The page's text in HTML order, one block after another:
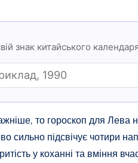
знак китайського
то гороскоп для Лева
сильно підсвічує чотири
у коханні та вміння